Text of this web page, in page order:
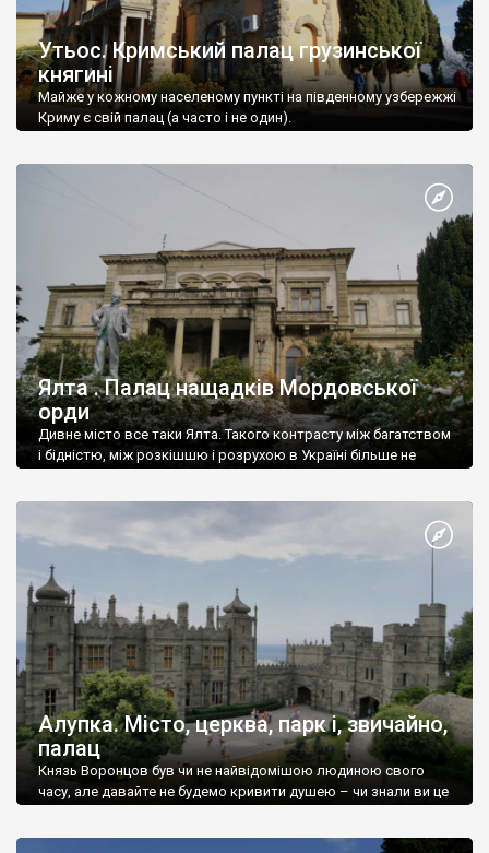
Утьос. Кримський палац грузинської
княгині
Майже у кожному населеному пункті на південному узбережжі
Криму є свій палац (а часто і не один).
Ялта . Палац нащадків Мордовської
орди
Дивне місто все таки Ялта. Такого контрасту між багатством
і бідністю, між розкішшю і розрухою в Україні більше не
Алупка. Місто, церква, парк і, звичайно,
палац
Князь Воронцов був чи не найвідомішою людиною свого
часу, але давайте не будемо кривити душею – чи знали ви це